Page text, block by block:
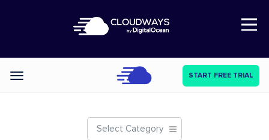
Open Nav
Categories START FREE TRIAL
Select Category